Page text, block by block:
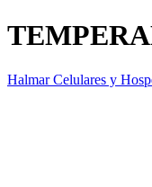
Halmar Celulares y